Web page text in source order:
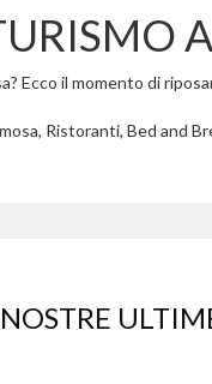
Ecco il momento di
Ristoranti, Bed and